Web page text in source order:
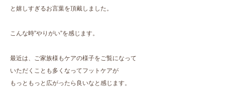
と嬉しすぎるお言葉を頂戴しました。
こんな時”やりがい”を感じます。
最近は、ご家族様もケアの様子をご覧になって
いただくことも多くなってフットケアが
もっともっと広がったら良いなと感じます。